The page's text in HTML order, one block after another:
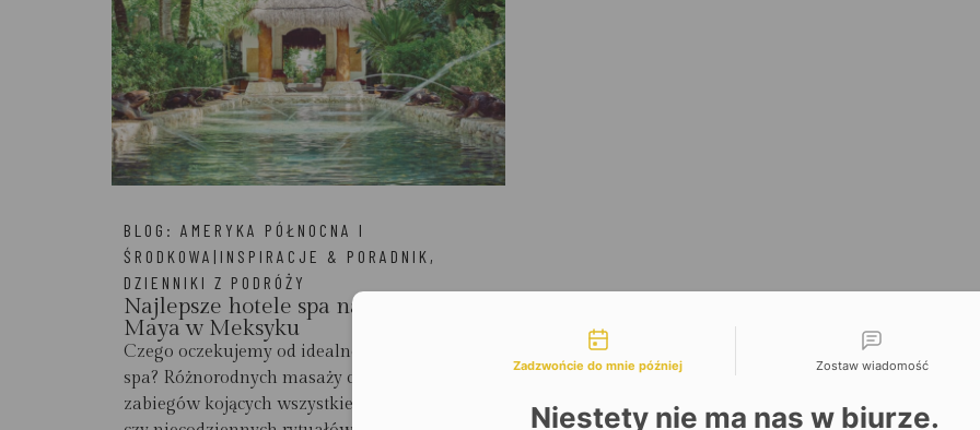
BLOG: AMERYKA PÓŁNOCNA I
ŚRODKOWA|INSPIRACJE & PORADNIK ,
DZIENNIKI Z PODRÓŻY
Najlepsze hotele spa na Riviera
Maya w Meksyku
Czego oczekujemy od idealnego hotelowego
spa? Różnorodnych masaży całego ciała,
zabiegów kojących wszystkie zmysły
Możliwości kontaktu
Zadzwońcie do mnie później Zostaw wiadomość
Niestety nie ma nas w biurze.